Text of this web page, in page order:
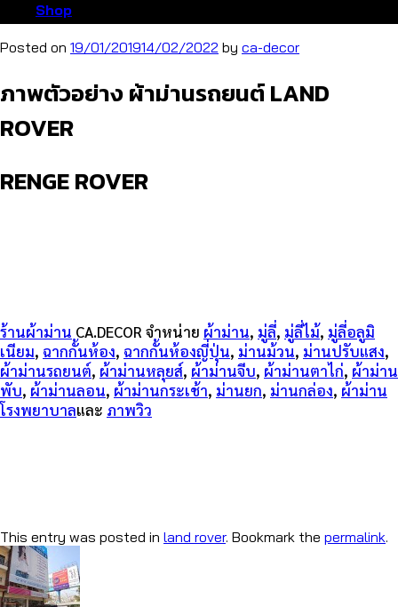
Shop
Posted on 19/01/201914/02/2022 by ca-decor
ภาพตัวอย่าง ผ้าม่านรถยนต์ LAND
ROVER
RENGE ROVER
ร้านผ้าม่าน CA.DECOR จำหน่าย ผ้าม่าน, มู่ลี่, มู่ลี่ไม้, มู่ลี่อลูมิ
เนียม, ฉากกั้นห้อง, ฉากกั้นห้องญี่ปุ่น, ม่านม้วน, ม่านปรับแสง,
ผ้าม่านรถยนต์, ผ้าม่านหลุยส์, ผ้าม่านจีบ, ผ้าม่านตาไก่, ผ้าม่าน
พับ, ผ้าม่านลอน, ผ้าม่านกระเช้า, ม่านยก, ม่านกล่อง, ผ้าม่าน
โรงพยาบาลและ ภาพวิว
This entry was posted in land rover. Bookmark the permalink.